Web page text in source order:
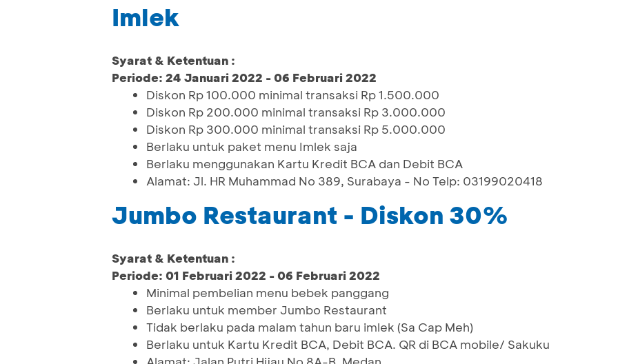
Imlek
Syarat & Ketentuan :
Periode: 24 Januari 2022 - 06 Februari 2022
Diskon Rp 100.000 minimal transaksi Rp 1.500.000
Diskon Rp 200.000 minimal transaksi Rp 3.000.000
Diskon Rp 300.000 minimal transaksi Rp 5.000.000
Berlaku untuk paket menu Imlek saja
Berlaku menggunakan Kartu Kredit BCA dan Debit BCA
Alamat: Jl. HR Muhammad No 389, Surabaya - No Telp: 03199020418
Jumbo Restaurant - Diskon 30%
Syarat & Ketentuan :
Periode: 01 Februari 2022 - 06 Februari 2022
Minimal pembelian menu bebek panggang
Berlaku untuk member Jumbo Restaurant
Tidak berlaku pada malam tahun baru imlek (Sa Cap Meh)
Berlaku untuk Kartu Kredit BCA, Debit BCA. QR di BCA mobile/ Sakuku